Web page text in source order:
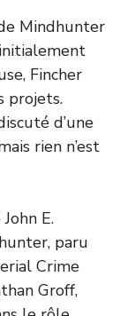
Mindhunter
Fincher
projets.
d’une
rien n’est
E.
paru
Crime
Groff,